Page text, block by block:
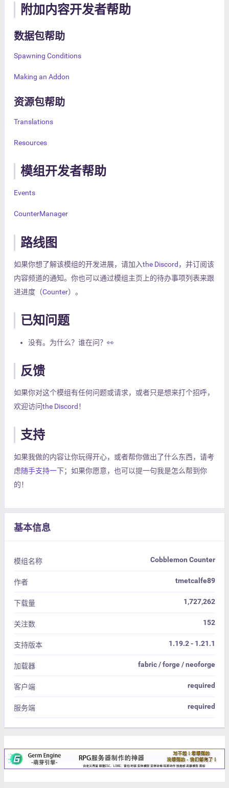
附加内容开发者帮助
数据包帮助
Spawning Conditions
Making an Addon
资源包帮助
Translations
Resources
模组开发者帮助
Events
CounterManager
路线图
如果你想了解该模组的开发进展，请加入the Discord ，并订阅该
内容频道的通知。你也可以通过模组主页上的待办事项列表来跟
进进度（Counter）。
已知问题
没有。为什么？谁在问？👀
反馈
如果你对这个模组有任何问题或请求，或者只是想来打个招呼，
欢迎访问the Discord ！
支持
如果我做的内容让你玩得开心，或者帮你做出了什么东西，请考
虑随手支持一下；如果你愿意，也可以提一句我是怎么帮到你
的！
基本信息
模组名称 Cobblemon Counter
作者 tmetcalfe89
下载量 1,727,262
关注数 152
支持版本 1.19.2 - 1.21.1
加载器 fabric / forge / neoforge
客户端 required
服务端 required